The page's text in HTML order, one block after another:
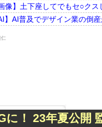
像】土下座してでもセ○ク
AI】AI普及でデザイン業の倒
の件で問い詰めを食らった
慄】山で洒落にならない目
「沖縄県知事選（9月」沖縄
画】中国製自動車のプラス
に！ 23年夏公開